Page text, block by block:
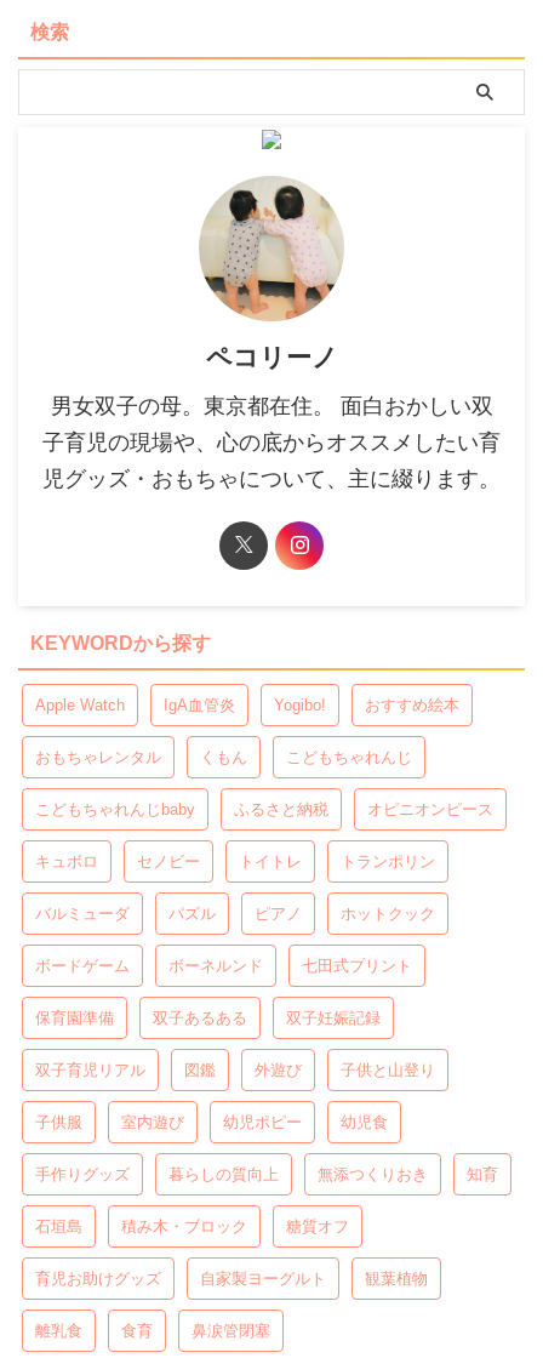
検索
ペコリーノ
男女双子の母。東京都在住。 面白おかしい双
子育児の現場や、心の底からオススメしたい育
児グッズ・おもちゃについて、主に綴ります。
KEYWORDから探す
Apple Watch IgA血管炎 Yogibo! おすすめ絵本
おもちゃレンタル くもん こどもちゃれんじ
こどもちゃれんじbaby ふるさと納税 オピニオンピース
キュボロ セノビー トイトレ トランポリン
バルミューダ パズル ピアノ ホットクック
ボードゲーム ボーネルンド 七田式プリント
保育園準備 双子あるある 双子妊娠記録
双子育児リアル 図鑑 外遊び 子供と山登り
子供服 室内遊び 幼児ポピー 幼児食
手作りグッズ 暮らしの質向上 無添つくりおき 知育
石垣島 積み木・ブロック 糖質オフ
育児お助けグッズ 自家製ヨーグルト 観葉植物
離乳食 食育 鼻涙管閉塞